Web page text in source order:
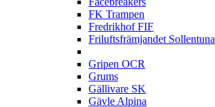
FK Trampen
Fredrikhof FIF
Friluftsfrämjandet Sollentuna
Gripen OCR
Grums
Gällivare SK
Gävle Alpina